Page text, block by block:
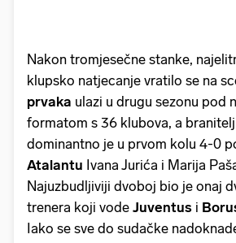
Nakon tromjesečne stanke,
klupsko natjecanje vratilo se na
prvaka ulazi u drugu sezonu pod
formatom s 36 klubova, a
dominantno je u prvom kolu 4-0
Atalantu Ivana Jurića i Marija
Najuzbudljiviji dvoboj bio je onaj
trenera koji vode Juventus i
Iako se sve do sudačke